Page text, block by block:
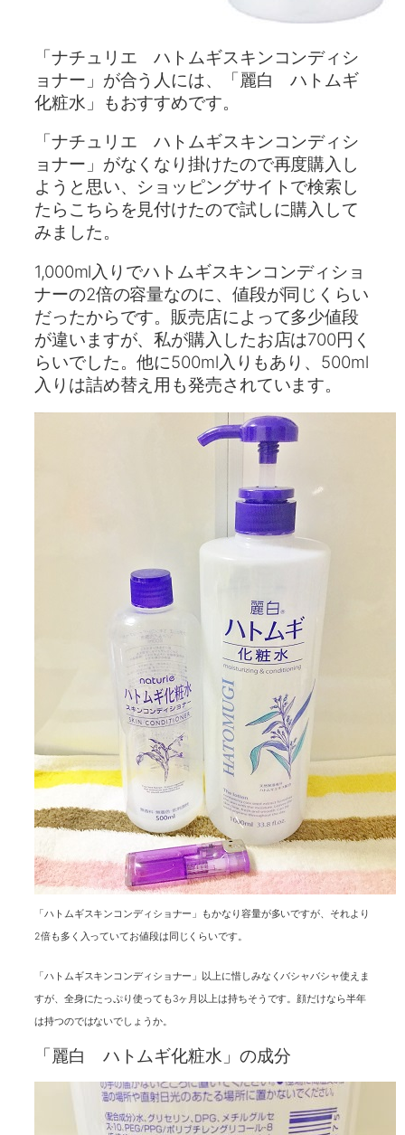
「ナチュリエ ハトムギスキンコンディシ
ョナー」が合う人には、「麗白 ハトムギ
化粧水」もおすすめです。
「ナチュリエ ハトムギスキンコンディシ
ョナー」がなくなり掛けたので再度購入し
ようと思い、ショッピングサイトで検索し
たらこちらを見付けたので試しに購入して
みました。
1,000ml入りでハトムギスキンコンディショ
ナーの2倍の容量なのに、値段が同じくらい
だったからです。販売店によって多少値段
が違いますが、私が購入したお店は700円く
らいでした。他に500ml入りもあり、500ml
入りは詰め替え用も発売されています。
「ハトムギスキンコンディショナー」もかなり容量が多いですが、それより
2倍も多く入っていてお値段は同じくらいです。
「ハトムギスキンコンディショナー」以上に惜しみなくバシャバシャ使えま
すが、全身にたっぷり使っても3ヶ月以上は持ちそうです。顔だけなら半年
は持つのではないでしょうか。
「麗白 ハトムギ化粧水」の成分